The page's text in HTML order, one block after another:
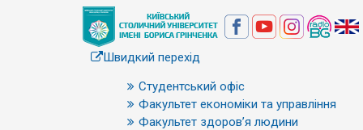
Швидкий перехід
Студентський офіс
Факультет економіки та управління
Факультет здоров’я людини